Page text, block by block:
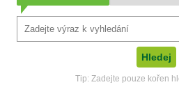
Tip: Zadejte pouze kořen